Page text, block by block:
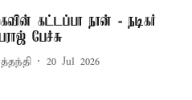
கட்டப்பா நான் - நடிகர்
பேச்சு
20 Jul 2026